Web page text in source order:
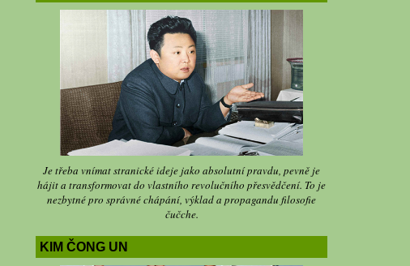
Je třeba vnímat stranické ideje jako absolutní pravdu, pevně je
hájit a transformovat do vlastního revolučního přesvědčení. To je
nezbytné pro správné chápání, výklad a propagandu filosofie
čučche.
KIM ČONG UN